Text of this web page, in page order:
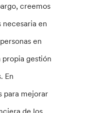
creemos
en
en
gestión
En
para mejorar
de los